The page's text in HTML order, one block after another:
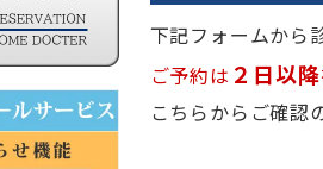
下記フォームから
ご予約は ２日以降
こちらからご確認